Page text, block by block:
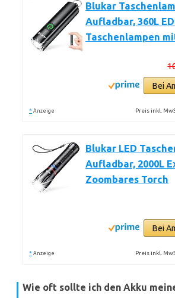
Blukar
Aufladbar, 360L
Taschenlampen
Bei
* Anzeige Preis inkl.
Blukar LED
Aufladbar, 2000L
Zoombares Torch
Bei
* Anzeige Preis inkl.
Wie oft sollte ich den Akku